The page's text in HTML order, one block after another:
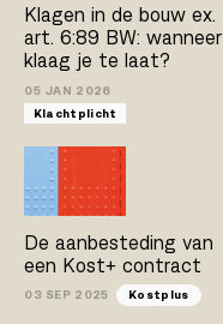
KostplusUAV-GC 2005
ArtikelBoek
Arno Jacobs
Hamza Atas
Klagen in de bouw ex.
art. 6:89 BW: wanneer
klaag je te laat?
05 JAN 2026
Klachtplicht
De aanbesteding van
een Kost+ contract
03 SEP 2025 Kostplus